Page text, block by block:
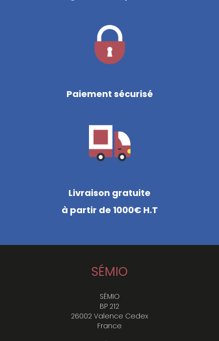
Paiement sécurisé
Livraison gratuite
à partir de 1000€ H.T
SÉMIO
SÉMIO
BP 212
26002 Valence Cedex
France